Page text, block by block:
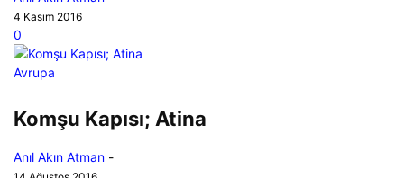
4 Kasım 2016
0
Avrupa
Komşu Kapısı; Atina
Anıl Akın Atman -